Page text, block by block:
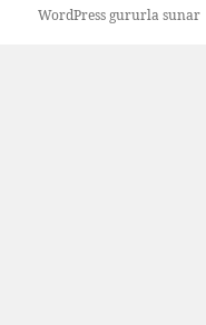
WordPress gururla sunar